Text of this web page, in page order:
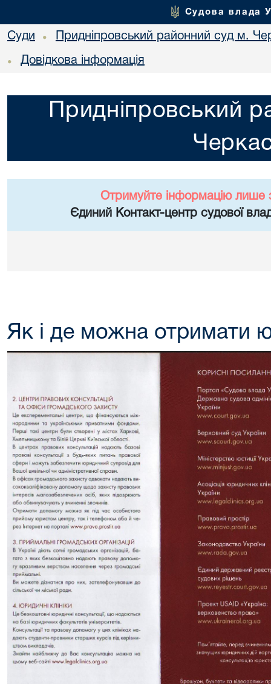
Судова влада
Суди • Придніпровський районний суд м.
• Довідкова інформація
Придніпровський
Отримуйте інформацію лише
Єдиний Контакт-центр судової
Як і де можна отримати